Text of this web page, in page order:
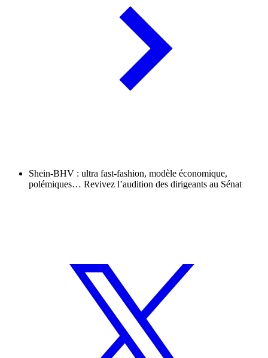
Shein-BHV : ultra fast-fashion, modèle économique,
polémiques… Revivez l’audition des dirigeants au Sénat